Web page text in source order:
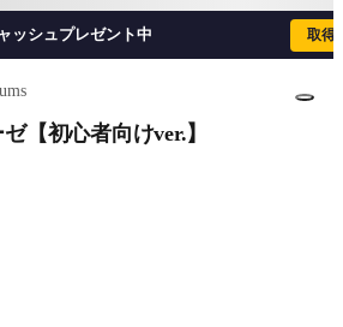
ッシュプレゼント中 取得
【初心者向けver.】